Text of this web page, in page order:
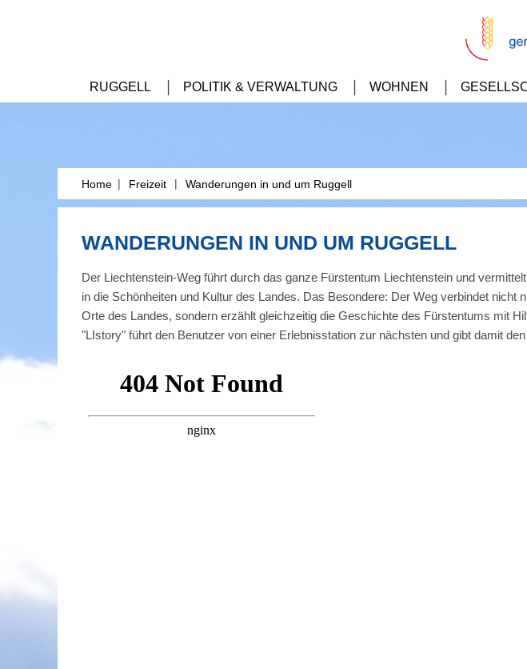
RUGGELL POLITIK & VERWALTUNG WOHNEN
Home | Freizeit | Wanderungen in und um Ruggell
WANDERUNGEN IN UND UM RUGGELL
Der Liechtenstein-Weg führt durch das ganze Fürstentum Liechtenstein und
in die Schönheiten und Kultur des Landes. Das Besondere: Der Weg verbindet nicht
Orte des Landes, sondern erzählt gleichzeitig die Geschichte des Fürstentums mit
"LIstory" führt den Benutzer von einer Erlebnisstation zur nächsten und gibt damit